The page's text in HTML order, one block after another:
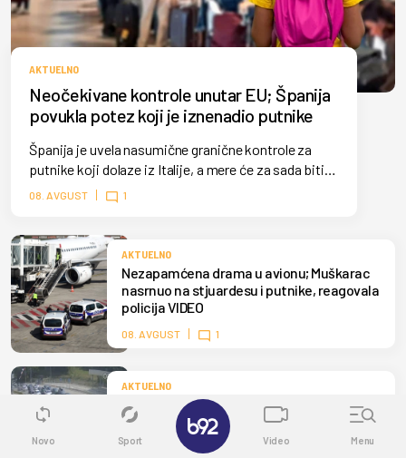
AKTUELNO
Neočekivane kontrole unutar EU; Španija
povukla potez koji je iznenadio putnike
Španija je uvela nasumične granične kontrole za
putnike koji dolaze iz Italije, a mere će za sada biti
na snazi do 7. septembra. Madrid je odluku doneo
nakon što Italija nije ukinula kontrole za putnike iz
08. AVGUST 1
AKTUELNO
Nezapamćena drama u avionu; Muškarac
nasrnuo na stjuardesu i putnike, reagovala
policija VIDEO
08. AVGUST 1
AKTUELNO
Srbi hrle na more u Crnu Goru, kolaps na
graničnim prelazima; Kilometarska kolona
vozila FOTO
Novo Sport Video Menu
✕